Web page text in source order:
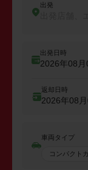
出発
出発日時
2026年08
返却日時
2026年08
車両タイプ
コンパクト